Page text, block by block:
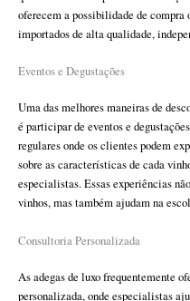
oferecem a possibilidade de
importados de alta qualidade,
Eventos e Degustações
Uma das melhores maneiras de
é participar de eventos e
regulares onde os clientes podem
sobre as características de cada
especialistas. Essas experiências
vinhos, mas também ajudam na
Consultoria Personalizada
As adegas de luxo frequentemente
personalizada, onde especialistas